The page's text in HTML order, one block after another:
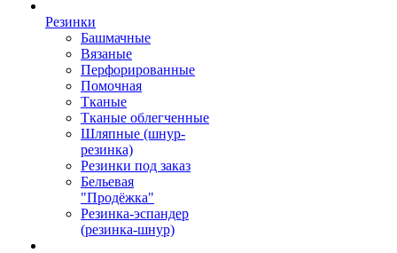
Резинки
Башмачные
Вязаные
Перфорированные
Помочная
Тканые
Тканые облегченные
Шляпные (шнур-
резинка)
Резинки под заказ
Бельевая
"Продёжка"
Резинка-эспандер
(резинка-шнур)